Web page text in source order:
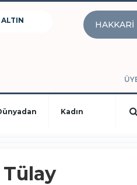
ALTIN HAKKARI
Kadın
Tülay